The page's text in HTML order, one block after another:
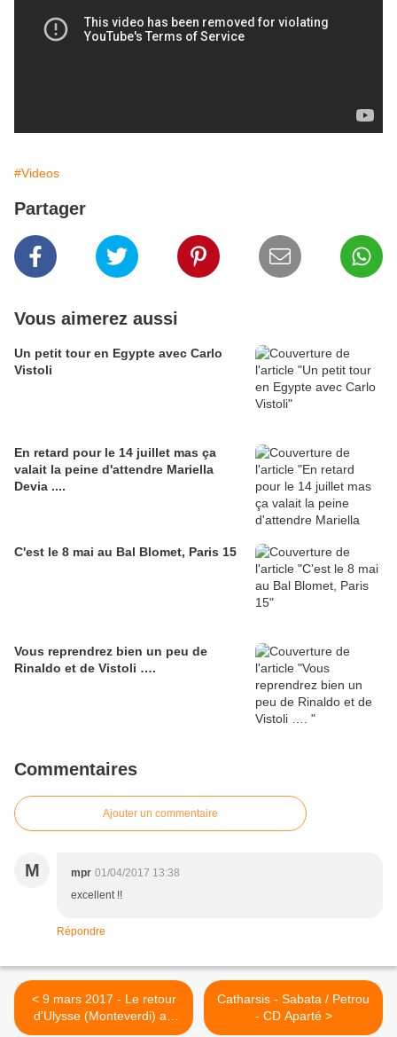
#Videos
Partager
Vous aimerez aussi
Un petit tour en Egypte avec Carlo
Vistoli
En retard pour le 14 juillet mas ça
valait la peine d'attendre Mariella
Devia ....
C'est le 8 mai au Bal Blomet, Paris 15
Vous reprendrez bien un peu de
Rinaldo et de Vistoli ….
Commentaires
Ajouter un commentaire
M mpr 01/04/2017 13:38
excellent !!
Répondre
< 9 mars 2017 - Le retour
d'Ulysse (Monteverdi) au
Théâtre des Champs
Catharsis - Sabata / Petrou
- CD Aparté >